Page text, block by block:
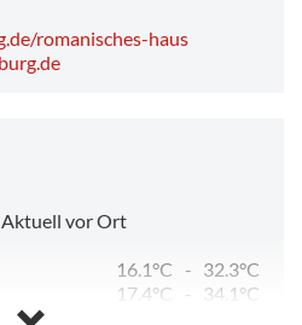
romanisches-haus
Aktuell vor Ort
16.1°C - 32.3°C
17.4°C -
34.1°C